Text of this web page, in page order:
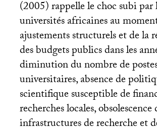
(2005) rappelle le choc subi par
universités africaines au
ajustements structurels et de la
des budgets publics dans les
diminution du nombre de
universitaires, absence de
scientifique susceptible de
recherches locales, obsolescence
infrastructures de recherche et